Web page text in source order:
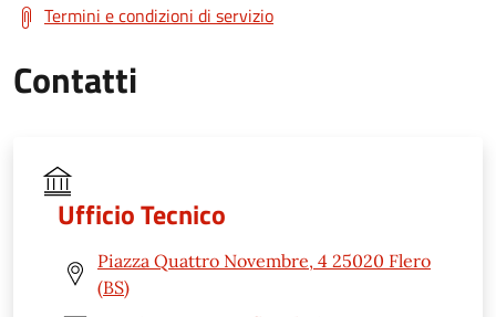
Termini e condizioni di servizio
Contatti
Ufficio Tecnico
Piazza Quattro Novembre, 4 25020 Flero
(BS)